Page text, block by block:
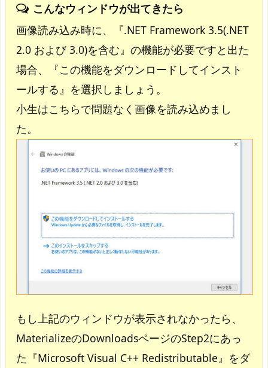
こんなウィンドウが出てきたら
画像読み込み時に、『.NET Framework 3.5(.NET
2.0 および 3.0)を含む』の機能が必要ですと出た
場合、『この機能をダウンロードしてインスト
ールする』を選択しましょう。
小生はこちらで問題なく画像を読み込めまし
た。
もし上記のウィンドウが表示されなかったら、
MaterializeのDownloadsページのStep2にあっ
た『Microsoft Visual C++ Redistributable』をダ